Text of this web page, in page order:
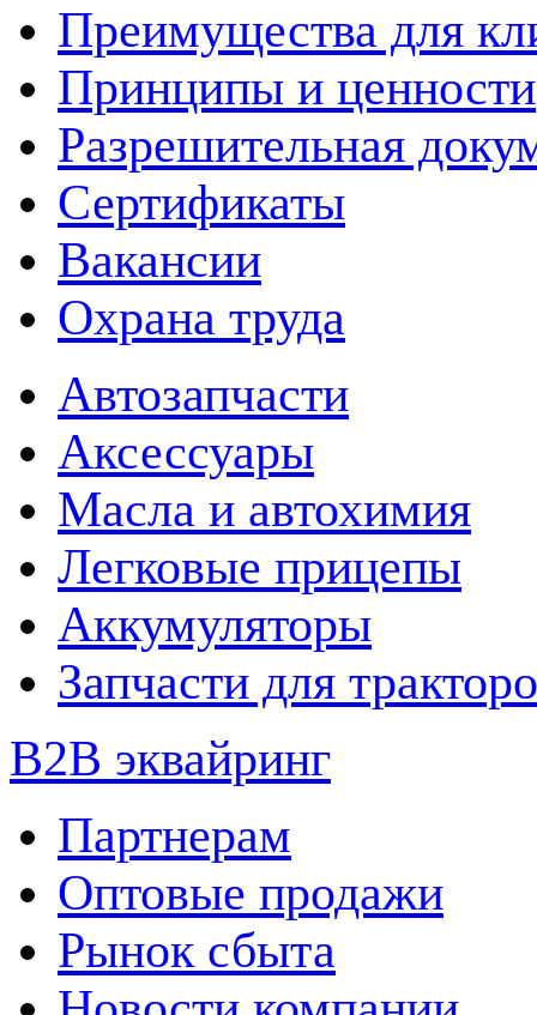
Преимущества для
Принципы и ценности
Разрешительная
Сертификаты
Вакансии
Охрана труда
Автозапчасти
Аксессуары
Масла и автохимия
Легковые прицепы
Аккумуляторы
Запчасти для
B2B эквайринг
Партнерам
Оптовые продажи
Рынок сбыта